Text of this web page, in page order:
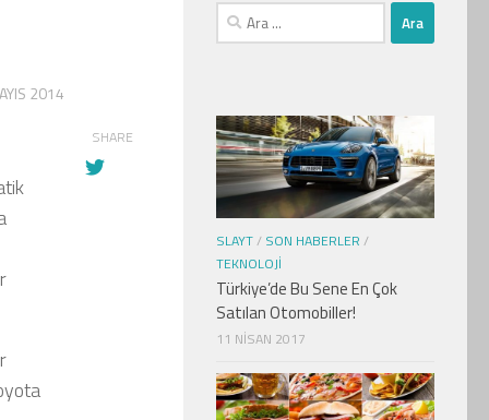
2014
SHARE
Arama:
SLAYT/ SON HABERLER /
TEKNOLOJI
Türkiye’de Bu Sene En Çok
Satılan Otomobiller!
11 NISAN 2017